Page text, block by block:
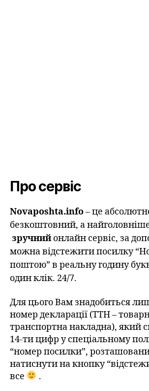
Про сервіс
Novaposhta.info– це
безкоштовний, а
зручнийонлайн сервіс, за
можна відстежити посилку
поштою” в реальну годину
один клік. 24/7.
Для цього Вам знадобиться
номер декларації (ТТН –
транспортна накладна), який
14-ти цифр у спеціальному
“номер посилки”,
натиснути на кнопку
все
.